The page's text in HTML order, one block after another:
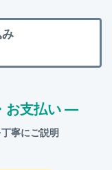
お支払い ―
寧にご説明